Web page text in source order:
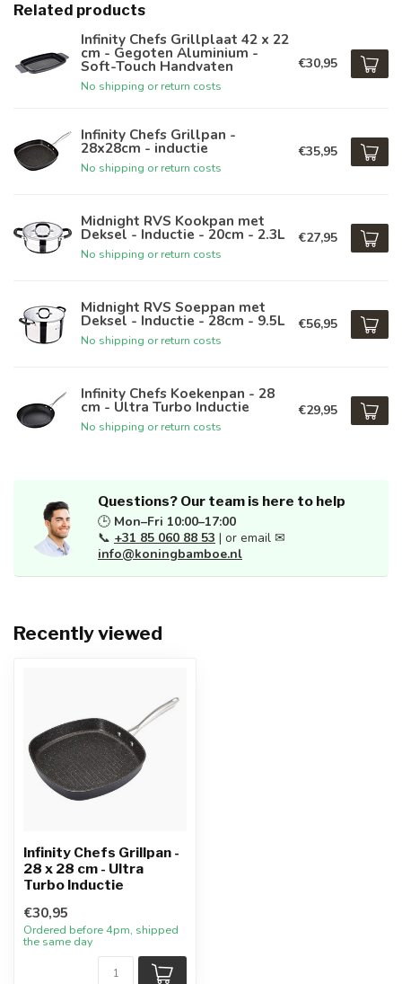
Related products
Infinity Chefs Grillplaat 42 x 22
cm - Gegoten Aluminium -
Soft-Touch Handvaten
No shipping or return costs
€30,95
Infinity Chefs Grillpan -
28x28cm - inductie
No shipping or return costs
€35,95
Midnight RVS Kookpan met
Deksel - Inductie - 20cm - 2.3L
No shipping or return costs
€27,95
Midnight RVS Soeppan met
Deksel - Inductie - 28cm - 9.5L
No shipping or return costs
€56,95
Infinity Chefs Koekenpan - 28
cm - Ultra Turbo Inductie
No shipping or return costs
€29,95
Questions? Our team is here to help
🕒 Mon–Fri 10:00–17:00
📞 +31 85 060 88 53 | or email ✉
info@koningbamboe.nl
Recently viewed
Infinity Chefs Grillpan -
28 x 28 cm - Ultra
Turbo Inductie
€30,95
Ordered before 4pm, shipped
the same day